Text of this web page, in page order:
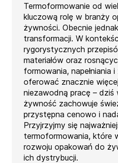
Termoformowanie od
kluczową rolę w branży
żywności. Obecnie
transformacji. W
rygorystycznych
materiałów oraz
formowania, napełniania
oferować znacznie
niezawodną pracę – dziś
żywność zachowuje
przystępna cenowo i
Przyjrzyjmy się
termoformowania, które
rozwoju opakowań do
ich dystrybucji.